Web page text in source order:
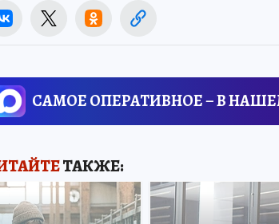
САМОЕ ОПЕРАТИВНОЕ – В
ТАКЖЕ: